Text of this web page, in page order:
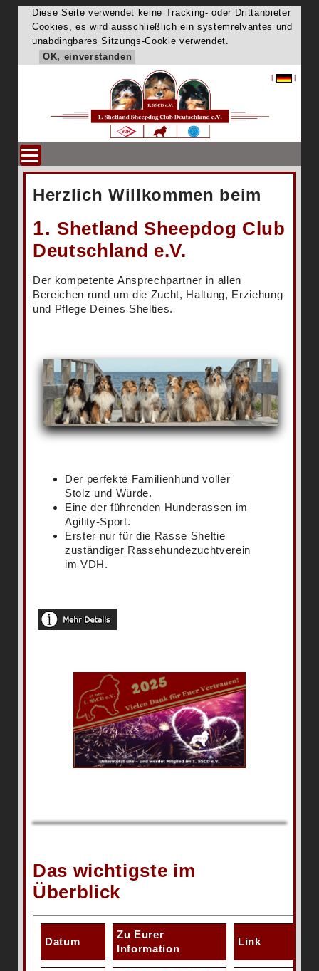
Diese Seite verwendet keine Tracking- oder Drittanbieter
Cookies, es wird ausschließlich ein systemrelvantes und
unabdingbares Sitzungs-Cookie verwendet.
OK, einverstanden
Herzlich Willkommen beim
1. Shetland Sheepdog Club
Deutschland e.V.
Der kompetente Ansprechpartner in allen
Bereichen rund um die Zucht, Haltung, Erziehung
und Pflege Deines Shelties.
Der perfekte Familienhund voller
Stolz und Würde.
Eine der führenden Hunderassen im
Agility-Sport.
Erster nur für die Rasse Sheltie
zuständiger Rassehundezuchtverein
im VDH.
Das wichtigste im
Überblick
Datum
Zu Eurer
Information
Link